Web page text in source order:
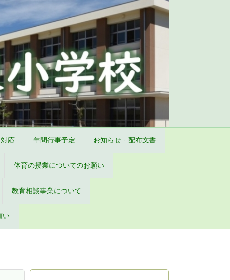
対応 年間行事予定 お知らせ・配布文書
体育の授業についてのお願い
教育相談事業について
い